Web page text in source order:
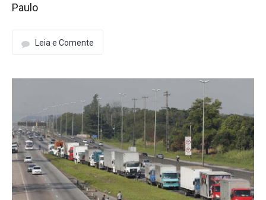
Paulo
Leia e Comente